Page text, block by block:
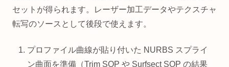
セットが得られます。レーザー加工データやテクスチャ
転写のソースとして後段で使えます。
プロファイル曲線が貼り付いた NURBS スプライ
ン曲面を準備（Trim SOP や Surfsect SOP の結果